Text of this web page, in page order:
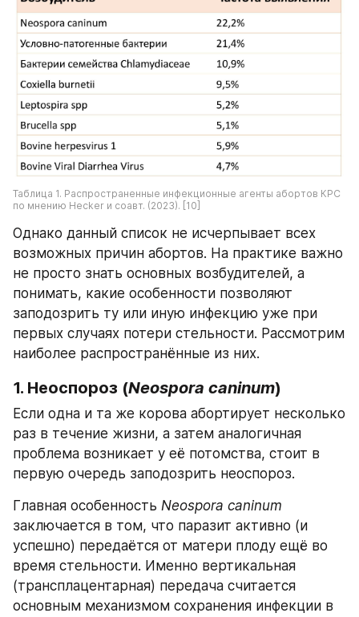
Таблица 1. Распространенные инфекционные агенты абортов КРС
по мнению Hecker и соавт. (2023). [10]
Однако данный список не исчерпывает всех
возможных причин абортов. На практике важно
не просто знать основных возбудителей, а
понимать, какие особенности позволяют
заподозрить ту или иную инфекцию уже при
первых случаях потери стельности. Рассмотрим
наиболее распространённые из них.
1. Неоспороз (Neospora caninum)
Если одна и та же корова абортирует несколько
раз в течение жизни, а затем аналогичная
проблема возникает у её потомства, стоит в
первую очередь заподозрить неоспороз.
Главная особенность Neospora caninum
заключается в том, что паразит активно (и
успешно) передаётся от матери плоду ещё во
время стельности. Именно вертикальная
(трансплацентарная) передача считается
основным механизмом сохранения инфекции в